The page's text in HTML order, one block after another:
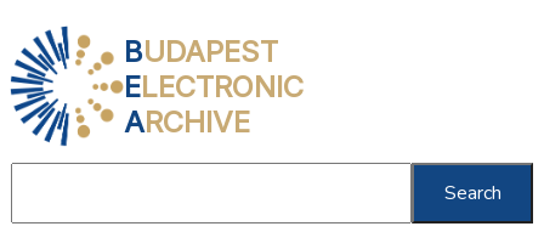
BUDAPEST
ELECTRONIC
ARCHIVE
Search